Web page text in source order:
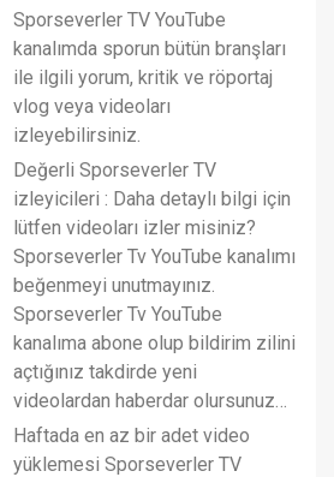
Sporseverler TV YouTube
kanalımda sporun bütün branşları
ile ilgili yorum, kritik ve röportaj
vlog veya videoları
izleyebilirsiniz.
Değerli Sporseverler TV
izleyicileri : Daha detaylı bilgi için
lütfen videoları izler misiniz?
Sporseverler Tv YouTube kanalımı
beğenmeyi unutmayınız.
Sporseverler Tv YouTube
kanalıma abone olup bildirim zilini
açtığınız takdirde yeni
videolardan haberdar olursunuz…
Haftada en az bir adet video
yüklemesi Sporseverler TV